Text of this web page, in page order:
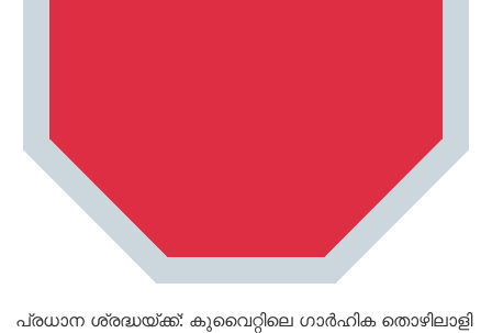
പ്രധാന ശ്രദ്ധയ്ക്ക്: കുവൈറ്റിലെ ഗാർഹിക തൊഴിലാളി